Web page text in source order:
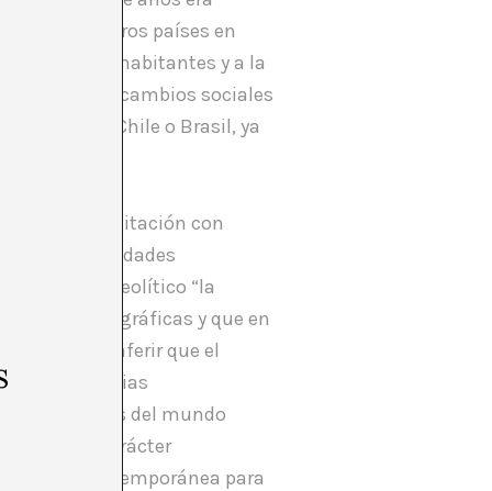
nuestros países en
millones de habitantes y a la
y no de los cambios sociales
como en Chile o Brasil, ya
en una meditación con
de realidades
desde el paleolítico “la
geográficas y que en
Podemos inferir que el
y referencias
experiencias del mundo
de carácter
cultura contemporánea para